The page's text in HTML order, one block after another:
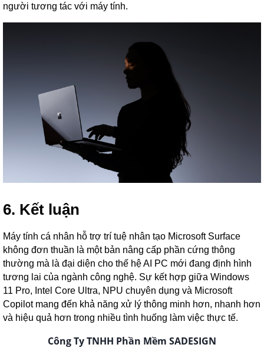
người tương tác với máy tính.
6. Kết luận
Máy tính cá nhân hỗ trợ trí tuệ nhân tạo Microsoft Surface
không đơn thuần là một bản nâng cấp phần cứng thông
thường mà là đại diện cho thế hệ AI PC mới đang định hình
tương lai của ngành công nghệ. Sự kết hợp giữa Windows
11 Pro, Intel Core Ultra, NPU chuyên dụng và Microsoft
Copilot mang đến khả năng xử lý thông minh hơn, nhanh hơn
và hiệu quả hơn trong nhiều tình huống làm việc thực tế.
Công Ty TNHH Phần Mềm SADESIGN